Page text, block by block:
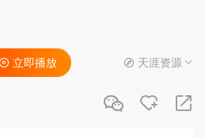
立即播放 天涯资源